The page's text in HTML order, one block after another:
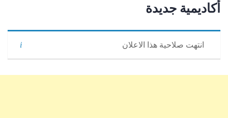
أكاديمية جديدة
انتهت صلاحية هذا الاعلان